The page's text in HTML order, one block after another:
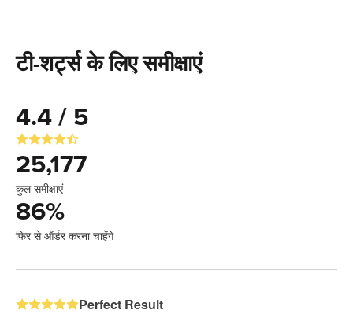
टी-शर्ट्स के लिए समीक्षाएं
4.4 / 5
25,177
कुल समीक्षाएं
86%
फिर से ऑर्डर करना चाहेंगे
Perfect Result